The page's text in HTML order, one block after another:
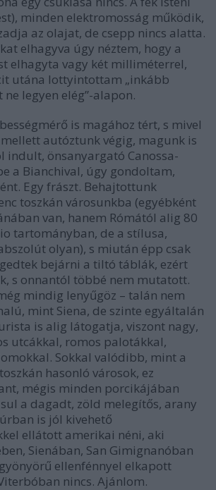
minden elektromosság működik,
az olajat, de csepp nincs alatta.
elhagyva úgy néztem, hogy a
elhagyta vagy két milliméterrel,
utána lottyintottam „inkább
legyen elég”-alapon.
is magához tért, s mivel
autóztunk végig, magunk is
indult, önsanyargató Canossa-
a Bianchival, úgy gondoltam,
Egy frászt. Behajtottunk
toszkán városunkba (egyébként
van, hanem Rómától alig 80
tartományban, de a stílusa,
olyan), s miután épp csak
bejárni a tiltó táblák, ezért
s onnantól többé nem mutatott.
mindig lenyűgöz – talán nem
mint Siena, de szinte egyáltalán
is alig látogatja, viszont nagy,
utcákkal, romos palotákkal,
Sokkal valódibb, mint a
hasonló városok, ez
mégis minden porcikájában
a dagadt, zöld melegítős, arany
is jól kivehető
ellátott amerikai néni, aki
Sienában, San Gimignanóban
ellenfénnyel elkapott
nincs. Ajánlom.